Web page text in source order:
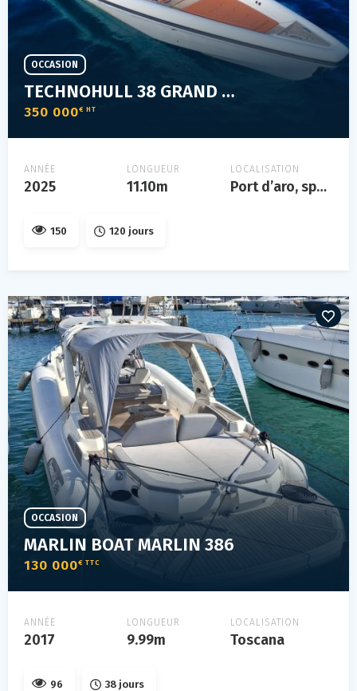
TECHNOHULL 38 GRAND SPORT
350 000€ HT
OCCASION
ANNÉE
2025
LONGUEUR
11.10m
LOCALISATION
Port d’aro, spain
150 120 jours
MARLIN BOAT MARLIN 386
130 000€ TTC
OCCASION
ANNÉE
2017
LONGUEUR
9.99m
LOCALISATION
Toscana
96 38 jours